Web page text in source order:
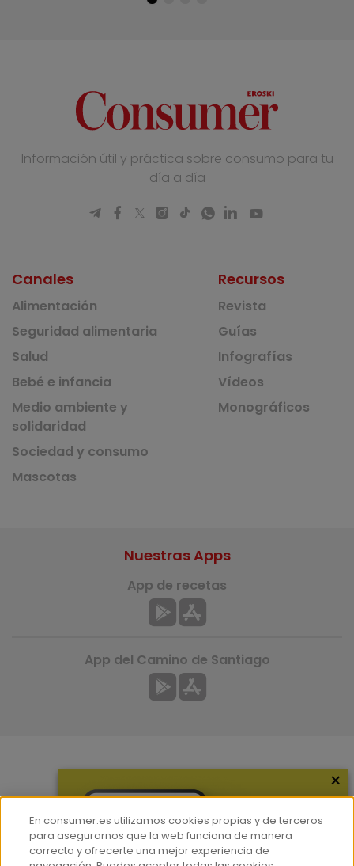
Información útil y práctica sobre consumo para tu
día a día
Canales
Alimentación
Seguridad alimentaria
Salud
Bebé e infancia
Medio ambiente y
solidaridad
Sociedad y consumo
Mascotas
Recursos
Revista
Guías
Infografías
Vídeos
Monográficos
Hemeroteca
Contacto
Nuestras Apps
App de recetas
App del Camino de Santiago
×
En consumer.es utilizamos cookies propias y de terceros
para asegurarnos que la web funciona de manera
correcta y ofrecerte una mejor experiencia de